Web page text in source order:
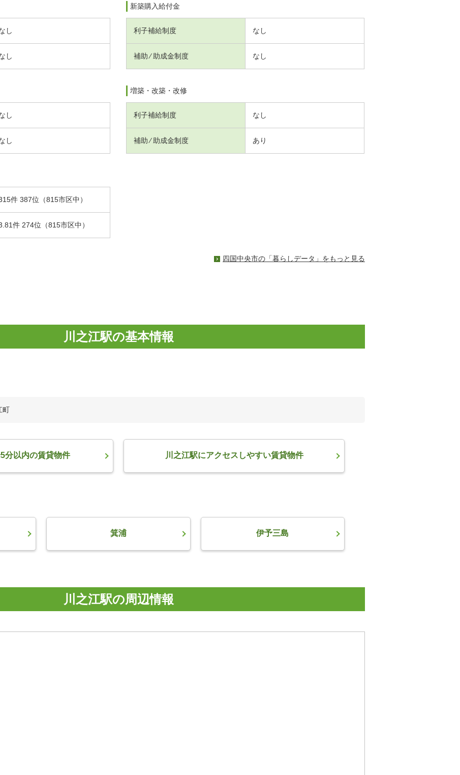
し
し
新築購入給付金
利子補給制度 なし
補助 ⁄ 助成金制度 なし
し
し
増築・改築・改修
利子補給制度 なし
補助 ⁄ 助成金制度 あり
件 387位（815市区中）
件 274位（815市区中）
四国中央市の「暮らしデータ」をもっと見る
川之江駅の基本情報
町
分以内の賃貸物件 川之江駅にアクセスしやすい賃貸物件
箕浦 伊予三島
川之江駅の周辺情報